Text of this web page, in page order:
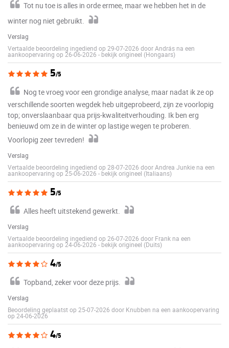
Tot nu toe is alles in orde ermee, maar we hebben het in de
winter nog niet gebruikt.
Verslag
Vertaalde beoordeling ingediend op 29-07-2026 door András na een
aankoopervaring op 26-06-2026 - bekijk origineel (Hongaars)
5/5
Nog te vroeg voor een grondige analyse, maar nadat ik ze op
verschillende soorten wegdek heb uitgeprobeerd, zijn ze voorlopig
top; onverslaanbaar qua prijs-kwaliteitverhouding. Ik ben erg
benieuwd om ze in de winter op lastige wegen te proberen.
Voorlopig zeer tevreden!
Verslag
Vertaalde beoordeling ingediend op 28-07-2026 door Andrea Junkie na een
aankoopervaring op 25-06-2026 - bekijk origineel (Italiaans)
5/5
Alles heeft uitstekend gewerkt.
Verslag
Vertaalde beoordeling ingediend op 26-07-2026 door Frank na een
aankoopervaring op 24-06-2026 - bekijk origineel (Duits)
4/5
Topband, zeker voor deze prijs.
Verslag
Beoordeling geplaatst op 25-07-2026 door Knubben na een aankoopervaring
op 24-06-2026
4/5